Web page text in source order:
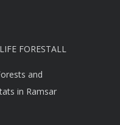
FORESTALL
and
in Ramsar